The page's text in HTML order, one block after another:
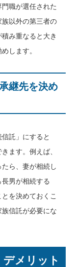
職が選任された
以外の第三者の
み重なると大き
します。
継先を決め
託」にすると
ます。例えば、
ら、妻が相続し
男が相続する
を決めておくこ
信託が必要にな
メリット